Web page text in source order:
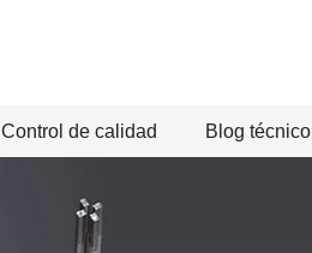
Control de calidad Blog técnico